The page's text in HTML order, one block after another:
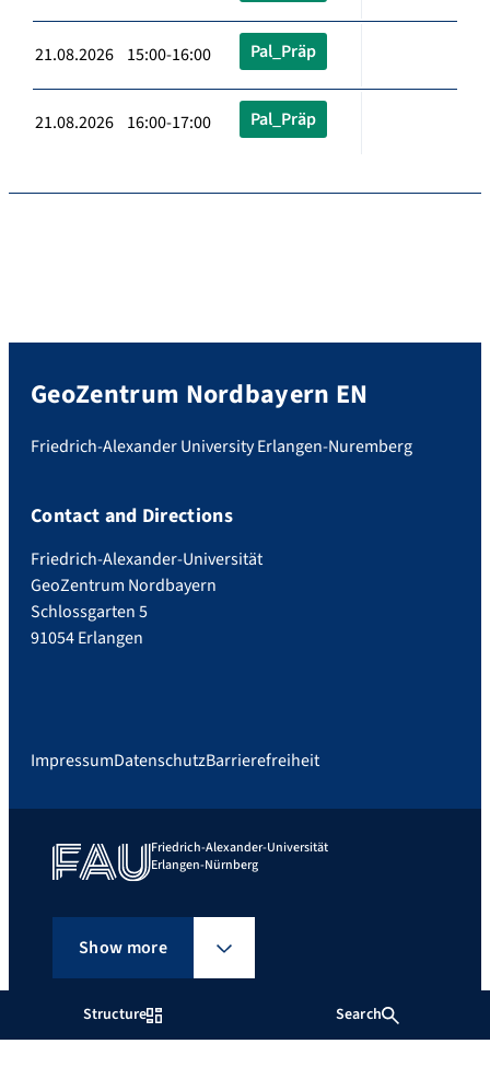
Structure Search
21.08.2026 15:00-16:00 Pal_Präp
21.08.2026 16:00-17:00 Pal_Präp
GeoZentrum Nordbayern EN
Friedrich-Alexander University Erlangen-Nuremberg
Contact and Directions
Friedrich-Alexander-Universität
GeoZentrum Nordbayern
Schlossgarten 5
91054 Erlangen
ImpressumDatenschutzBarrierefreiheit
Friedrich-Alexander-Universität
Erlangen-Nürnberg
Show more